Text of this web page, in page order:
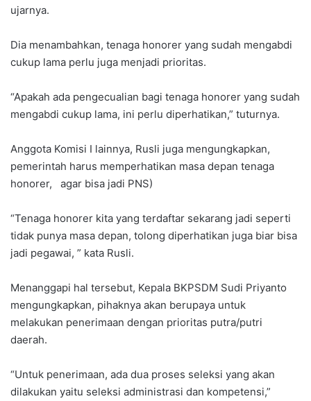
ujarnya.
Dia menambahkan, tenaga honorer yang sudah mengabdi
cukup lama perlu juga menjadi prioritas.
“Apakah ada pengecualian bagi tenaga honorer yang sudah
mengabdi cukup lama, ini perlu diperhatikan,” tuturnya.
Anggota Komisi I lainnya, Rusli juga mengungkapkan,
pemerintah harus memperhatikan masa depan tenaga
honorer, agar bisa jadi PNS)
“Tenaga honorer kita yang terdaftar sekarang jadi seperti
tidak punya masa depan, tolong diperhatikan juga biar bisa
jadi pegawai, ” kata Rusli.
Menanggapi hal tersebut, Kepala BKPSDM Sudi Priyanto
mengungkapkan, pihaknya akan berupaya untuk
melakukan penerimaan dengan prioritas putra/putri
daerah.
“Untuk penerimaan, ada dua proses seleksi yang akan
dilakukan yaitu seleksi administrasi dan kompetensi,”